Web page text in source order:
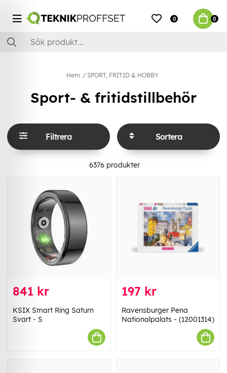
0 0
Hem SPORT, FRITID & HOBBY
Sport- & fritidstillbehör
Filtrera Sortera
6376 produkter
841 kr
KSIX Smart Ring Saturn
Svart - S
197 kr
Ravensburger Pena
Nationalpalats - (12001314)